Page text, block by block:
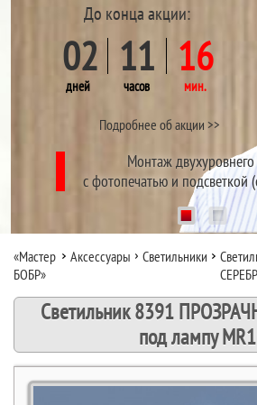
До конца акции:
02 11 16
дней часов мин.
Подробнее об акции >>
Монтаж
с фотопечатью и подсветкой
1
«Мастер
БОБР»
Аксессуары Светильники
Светильник 8391
под лампу